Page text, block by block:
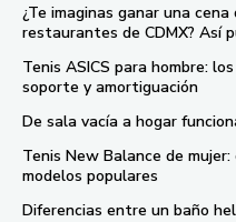
¿Te imaginas ganar una
restaurantes de CDMX? Así
Tenis ASICS para hombre:
soporte y amortiguación
De sala vacía a hogar
Tenis New Balance de
modelos populares
Diferencias entre un baño